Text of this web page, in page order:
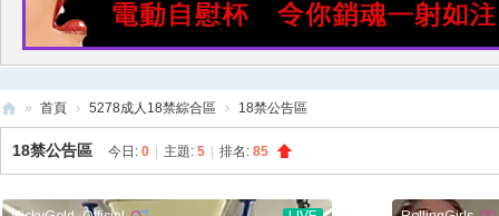
78
/
» 首頁 › 5278成人18禁綜合區 › 18禁公告區
18禁公告區 今日: 0 主題: 5 排名: 85